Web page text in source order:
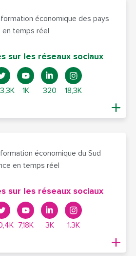
économique des pays
en temps réel
sur les réseaux sociaux
1K 320 18,3K
économique du Sud
en temps réel
sur les réseaux sociaux
7,18K 3K 1.3K